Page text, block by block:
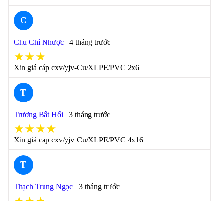
C
Chu Chỉ Nhược 4 tháng trước
★★★
Xin giá cáp cxv/yjv-Cu/XLPE/PVC 2x6
T
Trương Bất Hối 3 tháng trước
★★★★
Xin giá cáp cxv/yjv-Cu/XLPE/PVC 4x16
T
Thạch Trung Ngọc 3 tháng trước